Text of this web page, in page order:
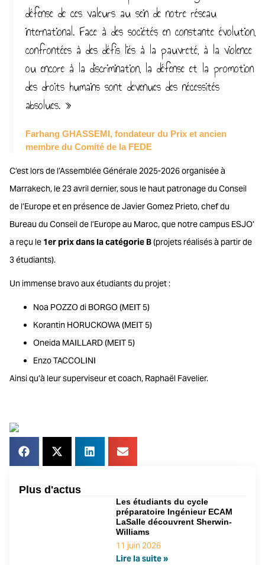
défense de ces valeurs au sein de notre réseau
international. Face à des sociétés en constante évolution,
confrontées à des défis liés à la pauvreté, à la violence
ou encore à la discrimination, la défense et la promotion
des droits humains sont devenues des nécessités
absolues. »
Farhang GHASSEMI, fondateur du Prix et ancien
membre du Comité de la FEDE
C’est lors de l’Assemblée Générale 2025-2026 organisée à
Marrakech, le 23 avril dernier, sous le haut patronage du Conseil
de l’Europe et en présence de Javier Gomez Prieto, chef du
Bureau du Conseil de l’Europe au Maroc, que notre campus ESJO’
a reçu le 1er prix dans la catégorie B(projets réalisés à partir de
3 étudiants).
Un immense bravo aux étudiants du projet :
Noa POZZO di BORGO (MEIT 5)
Korantin HORUCKOWA (MEIT 5)
Oneida MAILLARD (MEIT 5)
Enzo TACCOLINI
Ainsi qu’à leur superviseur et coach, Raphaël Favelier.
Plus d'actus
Les étudiants du cycle
préparatoire Ingénieur ECAM
LaSalle découvrent Sherwin-
Williams
11 juin 2026
Lire la suite »